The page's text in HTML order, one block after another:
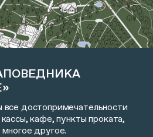
все достопримечательности
кафе, пункты проката,
другое.